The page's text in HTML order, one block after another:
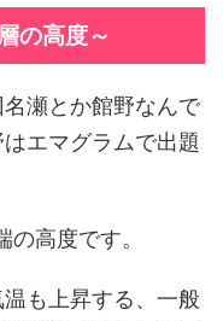
の高度～
瀬とか館野なんで
エマグラムで出題
高度です。
も上昇する、一般